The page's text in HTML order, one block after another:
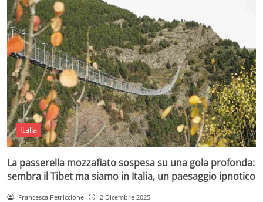
Italia
La passerella mozzafiato sospesa su una gola profonda:
sembra il Tibet ma siamo in Italia, un paesaggio ipnotico
Francesca Petriccione 2 Dicembre 2025